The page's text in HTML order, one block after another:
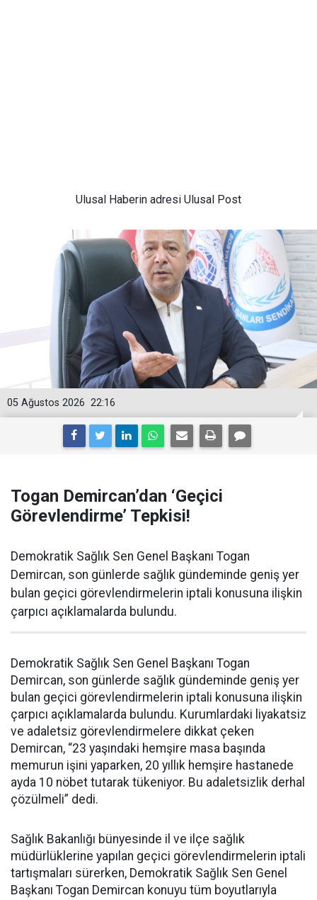
Ulusal Haberin adresi Ulusal Post
22:16
05 Ağustos 2026
Togan Demircan’dan ‘Geçici
Görevlendirme’ Tepkisi!
Demokratik Sağlık Sen Genel Başkanı Togan
Demircan, son günlerde sağlık gündeminde geniş yer
bulan geçici görevlendirmelerin iptali konusuna ilişkin
çarpıcı açıklamalarda bulundu.
Demokratik Sağlık Sen Genel Başkanı Togan
Demircan, son günlerde sağlık gündeminde geniş yer
bulan geçici görevlendirmelerin iptali konusuna ilişkin
çarpıcı açıklamalarda bulundu. Kurumlardaki liyakatsiz
ve adaletsiz görevlendirmelere dikkat çeken
Demircan, “23 yaşındaki hemşire masa başında
memurun işini yaparken, 20 yıllık hemşire hastanede
ayda 10 nöbet tutarak tükeniyor. Bu adaletsizlik derhal
çözülmeli” dedi.
Sağlık Bakanlığı bünyesinde il ve ilçe sağlık
müdürlüklerine yapılan geçici görevlendirmelerin iptali
tartışmaları sürerken, Demokratik Sağlık Sen Genel
Başkanı Togan Demircan konuyu tüm boyutlarıyla